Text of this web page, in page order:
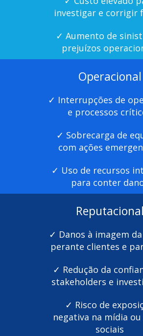
investigar e corrigir
✓ Aumento de
prejuízos
Operacional
✓ Interrupções de
e processos
✓ Sobrecarga de
com ações
✓ Uso de recursos
para conter
Reputacional
✓ Danos à imagem
perante clientes e
✓ Redução da
stakeholders e
✓ Risco de
negativa na mídia ou
sociais